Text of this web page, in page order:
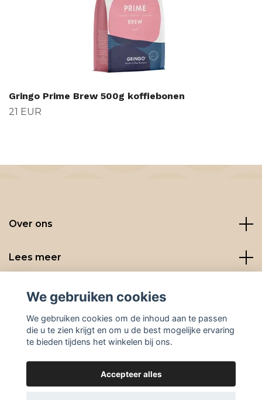
Gringo Prime Brew 500g koffiebonen
21 EUR
Over ons
Lees meer
Social media
We gebruiken cookies
We gebruiken cookies om de inhoud aan te passen
die u te zien krijgt en om u de best mogelijke ervaring
te bieden tijdens het winkelen bij ons.
Accepteer alles